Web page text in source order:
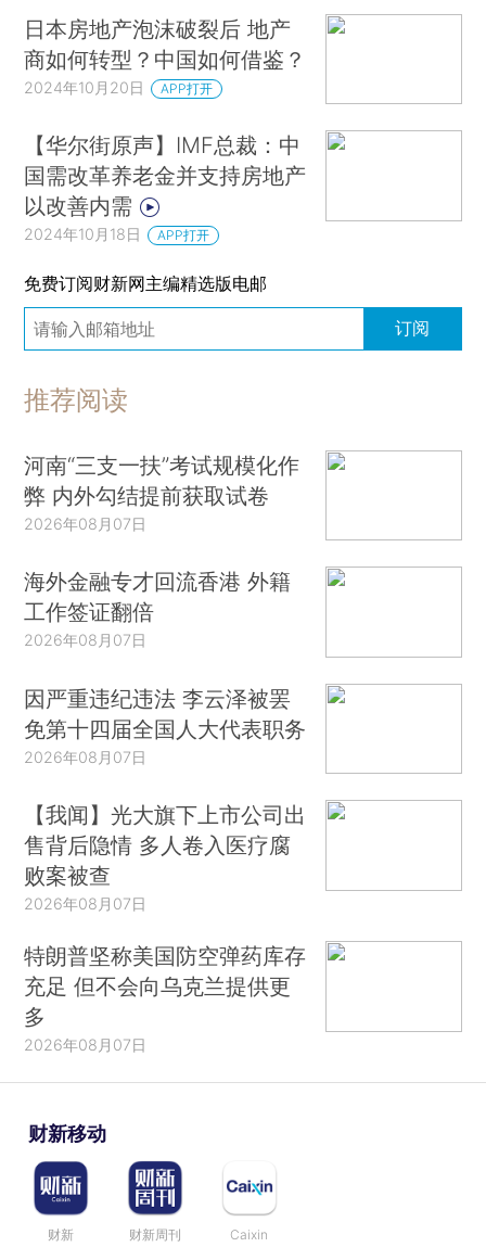
日本房地产泡沫破裂后 地产
商如何转型？中国如何借鉴？
2024年10月20日 APP打开
【华尔街原声】IMF总裁：中
国需改革养老金并支持房地产
以改善内需
2024年10月18日 APP打开
免费订阅财新网主编精选版电邮
订阅
推荐阅读
河南“三支一扶”考试规模化作
弊 内外勾结提前获取试卷
2026年08月07日
海外金融专才回流香港 外籍
工作签证翻倍
2026年08月07日
因严重违纪违法 李云泽被罢
免第十四届全国人大代表职务
2026年08月07日
【我闻】光大旗下上市公司出
售背后隐情 多人卷入医疗腐
败案被查
2026年08月07日
特朗普坚称美国防空弹药库存
充足 但不会向乌克兰提供更
多
2026年08月07日
财新移动
财新 财新周刊 Caixin